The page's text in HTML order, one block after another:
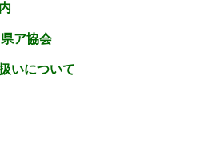
ア協会
いについて